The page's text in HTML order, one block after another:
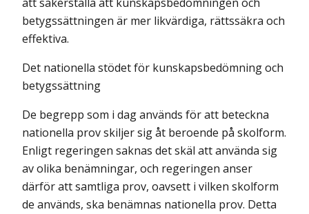
betygssättningen är mer likvärdiga, rättssäkra och
effektiva.
Det nationella stödet för kunskapsbedömning och
betygssättning
De begrepp som i dag används för att beteckna
nationella prov skiljer sig åt beroende på skolform.
Enligt regeringen saknas det skäl att använda sig
av olika benämningar, och regeringen anser
därför att samtliga prov, oavsett i vilken skolform
de används, ska benämnas nationella prov. Detta